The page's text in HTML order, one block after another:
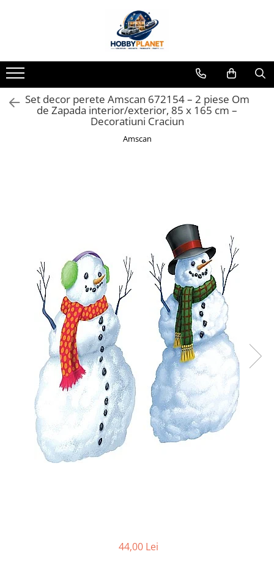
MINIATURI CASUTE PAPUSI
Accesorii miniaturale
Accesorii miniaturale diverse
Baie si toaleta
Baie miniaturala
Bucatarie miniatura
Dormitor miniatural
Exterior miniatural
Living miniatural
Seturi mobilier miniatural
Materiale miniaturale si DIY
Accesorii DIY miniaturale
Materiale constructie miniaturale
Pardoseli si textile miniaturale
Decoratiuni miniaturale
Decor exterior
Decor interior miniatural
Set decor perete Amscan 672154 – 2 piese Om
de Zapada interior/exterior, 85 x 165 cm –
Decoratiuni Craciun
Amscan
44,00 Lei